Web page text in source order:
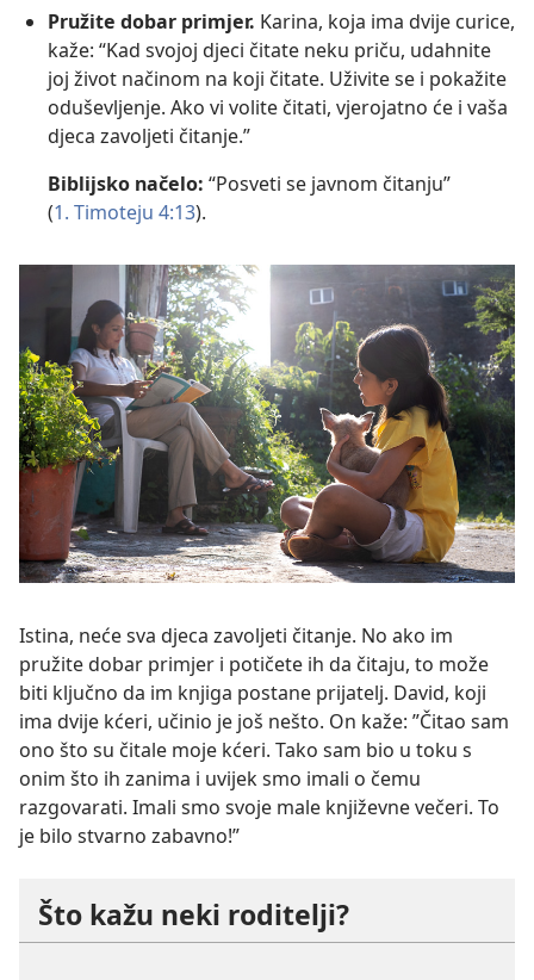
Pružite dobar primjer. Karina, koja ima dvije curice,
kaže: “Kad svojoj djeci čitate neku priču, udahnite
joj život načinom na koji čitate. Uživite se i pokažite
oduševljenje. Ako vi volite čitati, vjerojatno će i vaša
djeca zavoljeti čitanje.”
Biblijsko načelo: “Posveti se javnom čitanju”
(1. Timoteju 4:13).
Istina, neće sva djeca zavoljeti čitanje. No ako im
pružite dobar primjer i potičete ih da čitaju, to može
biti ključno da im knjiga postane prijatelj. David, koji
ima dvije kćeri, učinio je još nešto. On kaže: ”Čitao sam
ono što su čitale moje kćeri. Tako sam bio u toku s
onim što ih zanima i uvijek smo imali o čemu
razgovarati. Imali smo svoje male književne večeri. To
je bilo stvarno zabavno!”
Što kažu neki roditelji?